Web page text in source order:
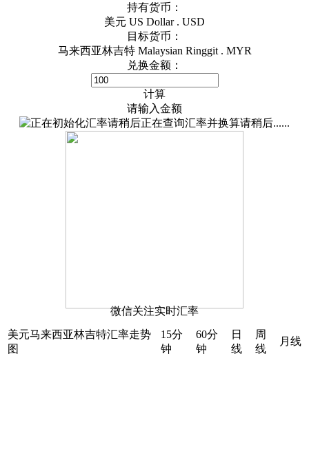
持有货币：
美元 US Dollar . USD
目标货币：
马来西亚林吉特 Malaysian Ringgit . MYR
兑换金额：
计算
请输入金额
正在查询汇率并换算请稍后......
微信关注实时汇率
美元马来西亚林吉特汇率走势
图
15分
钟
60分
钟
日
线
周
线
月线